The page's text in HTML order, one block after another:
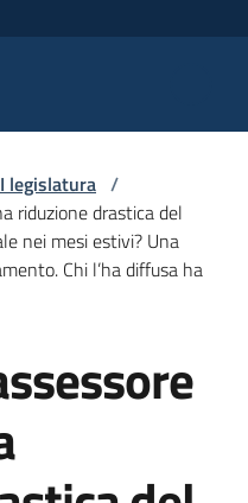
legislatura /
riduzione drastica del
nei mesi estivi? Una
Chi l’ha diffusa ha